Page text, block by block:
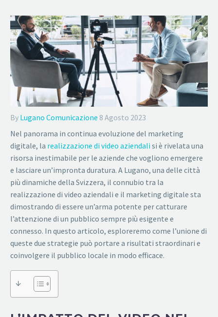
By Lugano Comunicazione 8 Agosto 2023
Nel panorama in continua evoluzione del marketing
digitale, la realizzazione di video aziendali si è rivelata una
risorsa inestimabile per le aziende che vogliono emergere
e lasciare un’impronta duratura. A Lugano, una delle città
più dinamiche della Svizzera, il connubio tra la
realizzazione di video aziendali e il marketing digitale sta
dimostrando di essere un’arma potente per catturare
l’attenzione di un pubblico sempre più esigente e
connesso. In questo articolo, esploreremo come l’unione di
queste due strategie può portare a risultati straordinari e
coinvolgere il pubblico locale in modo efficace.
↓